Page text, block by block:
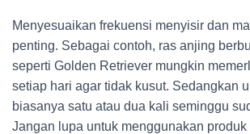
Menyesuaikan frekuensi menyisir dan
penting. Sebagai contoh, ras anjing
seperti Golden Retriever mungkin
setiap hari agar tidak kusut. Sedangkan
biasanya satu atau dua kali seminggu
Jangan lupa untuk menggunakan